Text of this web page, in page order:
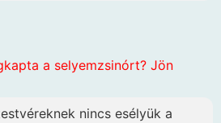
a selyemzsinórt? Jön
nincs esélyük a